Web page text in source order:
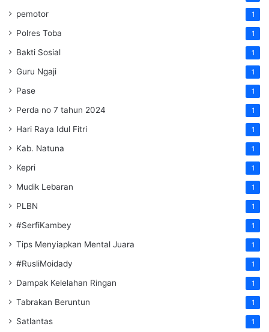
pemotor 1
Polres Toba 1
Bakti Sosial 1
Guru Ngaji 1
Pase 1
Perda no 7 tahun 2024 1
Hari Raya Idul Fitri 1
Kab. Natuna 1
Kepri 1
Mudik Lebaran 1
PLBN 1
#SerfiKambey 1
Tips Menyiapkan Mental Juara 1
#RusliMoidady 1
Dampak Kelelahan Ringan 1
Tabrakan Beruntun 1
Satlantas 1